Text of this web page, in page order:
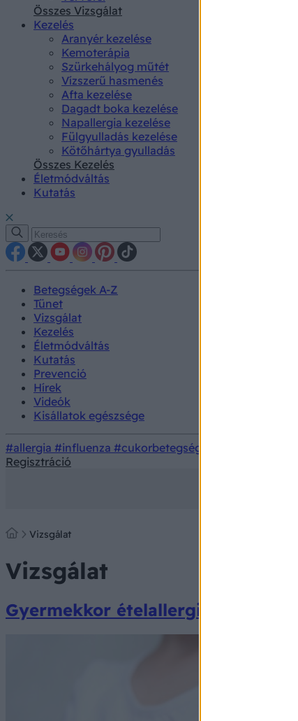
Összes Vizsgálat
Kezelés
Aranyér kezelése
Kemoterápia
Szürkehályog műtét
Vízszerű hasmenés
Afta kezelése
Dagadt boka kezelése
Napallergia kezelése
Fülgyulladás kezelése
Kötőhártya gyulladás
Összes Kezelés
Életmódváltás
Kutatás
Betegségek A-Z
Tünet
Vizsgálat
Kezelés
Életmódváltás
Kutatás
Prevenció
Hírek
Videók
Kisállatok egészsége
#allergia #influenza #cukorbetegség
Regisztráció
Vizsgálat
Vizsgálat
Gyermekkor ételallergiák -